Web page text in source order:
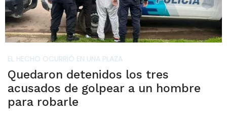
EL HECHO OCURRIÓ EN UNA PLAZA
Quedaron detenidos los tres
acusados de golpear a un hombre
para robarle